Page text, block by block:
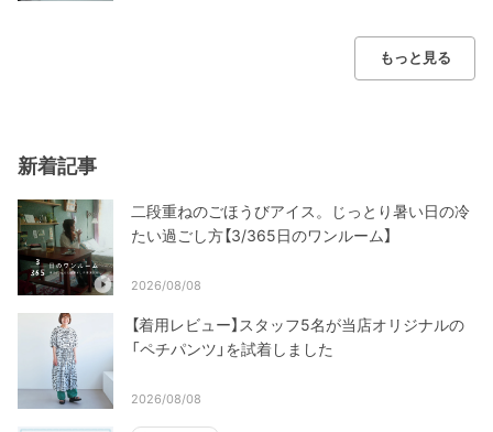
もっと見る
新着記事
二段重ねのごほうびアイス。じっとり暑い日の冷
たい過ごし方【3/365日のワンルーム】
2026/08/08
【着用レビュー】スタッフ5名が当店オリジナルの
「ペチパンツ」を試着しました
2026/08/08